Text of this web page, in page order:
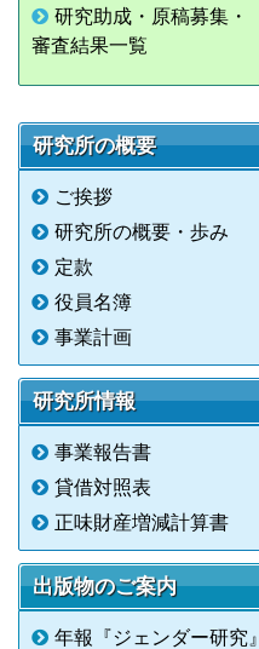
研究助成・原稿募集・
審査結果一覧
研究所の概要
ご挨拶
研究所の概要・歩み
定款
役員名簿
事業計画
研究所情報
事業報告書
貸借対照表
正味財産増減計算書
出版物のご案内
年報『ジェンダー研究』